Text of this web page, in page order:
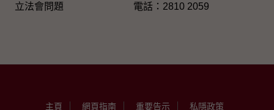
立法會問題 電話：2810 2059
主頁 網頁指南 重要告示 私隱政策